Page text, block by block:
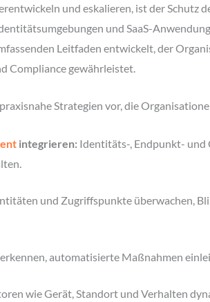
und eskalieren, ist der
und SaaS-
Leitfaden entwickelt, der
Compliance gewährleistet.
Strategien vor, die
integrieren: Identitäts-, Endpunkt- und
und Zugriffspunkte überwachen,
automatisierte Maßnahmen
wie Gerät, Standort und Verhalten